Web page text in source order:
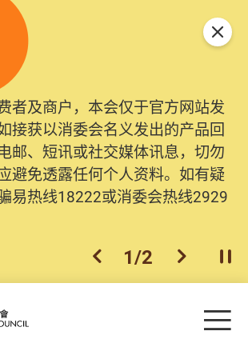
者及商户，本会仅于官方网站发
接获以消委会名义发出的产品回
邮、短讯或社交媒体讯息，切勿
避免透露任何个人资料。如有疑
易热线18222或消委会热线2929
上一个
1/2 下一个开
关闭
目